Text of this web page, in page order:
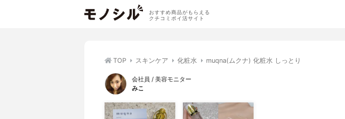
おすすめ商品がもらえる
クチコミポイ活サイト
TOP スキンケア 化粧水 muqna(ムクナ) 化粧水 しっとり
会社員 / 美容モニター
みこ